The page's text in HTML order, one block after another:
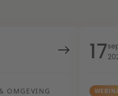
OMGEVING
17